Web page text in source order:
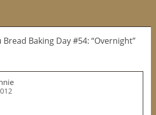
Bread Baking Day #54: “Overnight”